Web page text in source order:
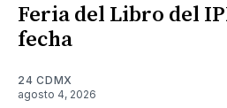
Feria del Libro del
fecha
24 CDMX
agosto 4, 2026